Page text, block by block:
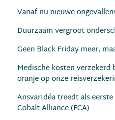
Vanaf nu nieuwe
Duurzaam vergroot
Geen Black Friday meer,
Medische kosten
oranje op onze
AnsvarIdéa treedt als
Cobalt Alliance (FCA)